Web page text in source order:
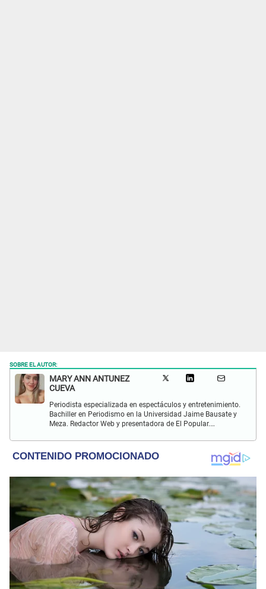
SOBRE EL AUTOR:
MARY ANN ANTUNEZ
CUEVA
Periodista especializada en espectáculos y entretenimiento.
Bachiller en Periodismo en la Universidad Jaime Bausate y
Meza. Redactor Web y presentadora de El Popular.
y espectáculos internacional.